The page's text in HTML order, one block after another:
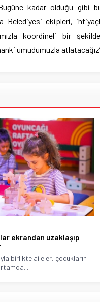
kadar olduğu
Belediyesi ekipleri,
koordineli bir
umudumuzla
ekrandan uzaklaşıp
birlikte aileler, çocukların